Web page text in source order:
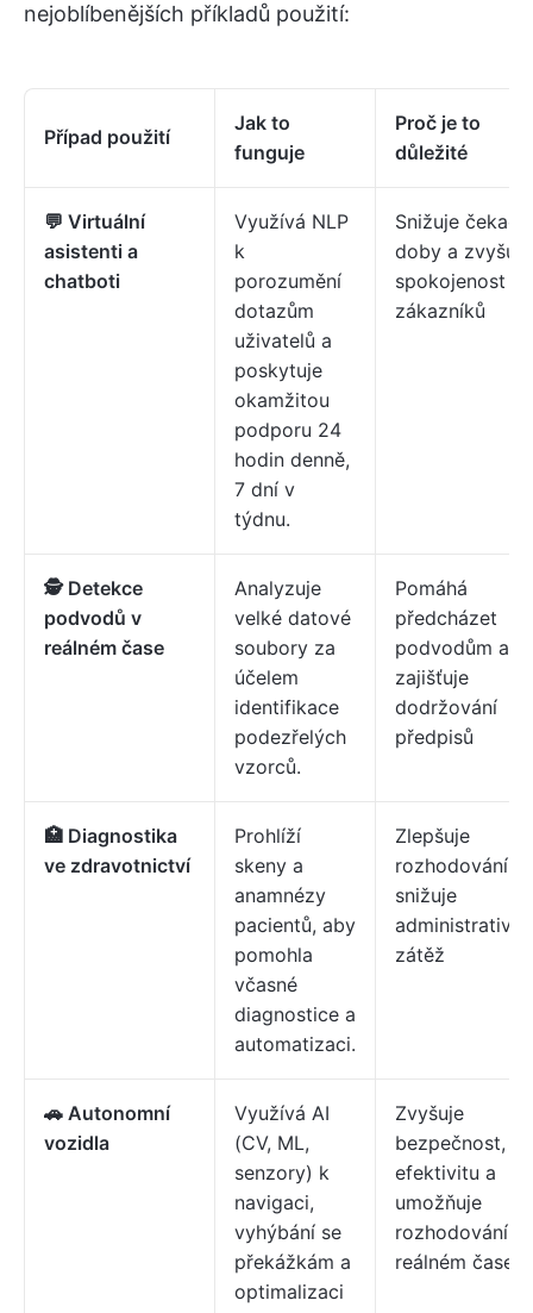
nejoblíbenějších příkladů použití:
Případ použití
Jak to
funguje
Proč je to
důležité
💬 Virtuální
asistenti a
chatboti
Využívá NLP
k
porozumění
dotazům
uživatelů a
poskytuje
okamžitou
podporu 24
hodin denně,
7 dní v
týdnu.
Snižuje čekací
doby a zvyšuje
spokojenost
zákazníků
🕵️ Detekce
podvodů v
reálném čase
Analyzuje
velké datové
soubory za
účelem
identifikace
podezřelých
vzorců.
Pomáhá
předcházet
podvodům a
zajišťuje
dodržování
předpisů
🏥 Diagnostika
ve zdravotnictví
Prohlíží
skeny a
anamnézy
pacientů, aby
pomohla
včasné
diagnostice a
automatizaci.
Zlepšuje
rozhodování a
snižuje
administrativní
zátěž
🚗 Autonomní
vozidla
Využívá AI
(CV, ML,
senzory) k
navigaci,
vyhýbání se
překážkám a
optimalizaci
Zvyšuje
bezpečnost,
efektivitu a
umožňuje
rozhodování v
reálném čase.